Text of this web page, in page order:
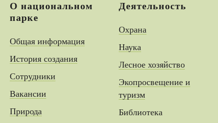
О национальном
парке
Общая информация
История создания
Сотрудники
Вакансии
Природа
Деятельность
Охрана
Наука
Лесное хозяйство
Экопросвещение и
туризм
Библиотека